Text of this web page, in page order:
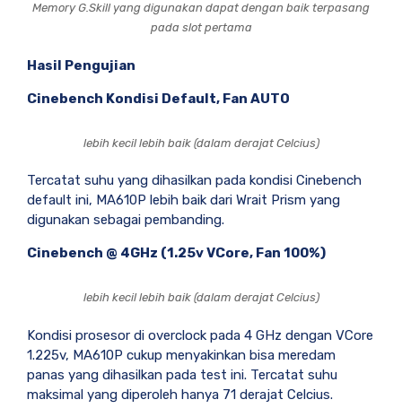
Memory G.Skill yang digunakan dapat dengan baik terpasang
pada slot pertama
Hasil Pengujian
Cinebench Kondisi Default, Fan AUTO
lebih kecil lebih baik (dalam derajat Celcius)
Tercatat suhu yang dihasilkan pada kondisi Cinebench
default ini, MA610P lebih baik dari Wrait Prism yang
digunakan sebagai pembanding.
Cinebench @ 4GHz (1.25v VCore, Fan 100%)
lebih kecil lebih baik (dalam derajat Celcius)
Kondisi prosesor di overclock pada 4 GHz dengan VCore
1.225v, MA610P cukup menyakinkan bisa meredam
panas yang dihasilkan pada test ini. Tercatat suhu
maksimal yang diperoleh hanya 71 derajat Celcius.